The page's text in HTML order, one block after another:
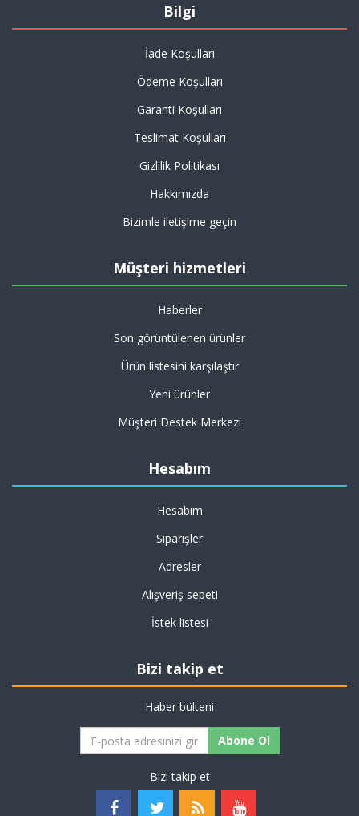
Bilgi
İade Koşulları
Ödeme Koşulları
Garanti Koşulları
Teslimat Koşulları
Gizlilik Politikası
Hakkımızda
Bizimle iletişime geçin
Müşteri hizmetleri
Haberler
Son görüntülenen ürünler
Ürün listesini karşılaştır
Yeni ürünler
Müşteri Destek Merkezi
Hesabım
Hesabım
Siparişler
Adresler
Alışveriş sepeti
İstek listesi
Bizi takip et
Haber bülteni
Abone Ol
Bizi takip et